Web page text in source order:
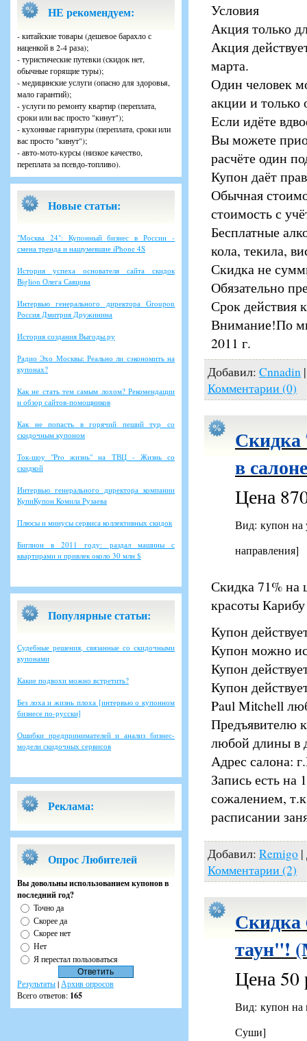
НЕ рекомендуем:
- китайские товары (дешевое барахло с
наценкой в 2-4 раза);
- туристические путевки (скидок нет,
обычные горящие туры);
- медицинские услуги (опасно для здоровья,
мало гарантий);
- услуги по ремонту квартир (переплата,
сроки или вас просто "кинут");
- кухонные гарнитуры (переплата, сроки или
вас просто "кинут");
- авто-мото-курсы (низкое качество,
переплата за псевдо-топливо).
Новые статьи:
"Москва 24": Купонный бизнес в России -
смена тренда и нашумевшие iPhone 4S
История успеха основателя сайта скидок
Biglion Олега Савцова
Интервью генерального директора Groupon
Россия Дмитрия Дружинина
История создания Выгоды.ру
Радио Эхо Москвы: Реально ли сэкономить на
купонах?
Как не стать тем самым лохом? Рекомендации
и обзор сайтов-помощников
Как не попасть в горячий пеший тур со
скидочным купоном
Ток-шоу "Pro жизнь" на ТВЦ - Жизнь со
скидкой
Интервью генерального директора компании
КупиКупон Комила Рузаева
Плюсы и минусы сервиса коллективных скидок
Биглион в 2011 году: раздал машины с
квартирами и привлек около 30 млн $
Популярные статьи:
Судебные решения, связанные со скидочными
купонами
Какие подвохи можно встретить?
Без лоха и жизнь плоха [интервью о купонном
бизнесе по-русски]
Ошибки предпринимателей и анализ бизнес-
модели скидочных сервисов
Реклама:
Опрос Любителей
Вы довольны использованием купонов в
последний год?
Точно да
Скорее да
Скорее нет
Нет
Я перестал пользоваться
Результаты| Архив опросов
Всего ответов: 165
Условия
Акция только
Акция
марта.
Один человек
акции и только
Если идёте
Вы можете
расчёте один
Купон даёт
Обычная
стоимость с
Бесплатные
кола, текила,
Скидка не
Обязательно
Срок действия
Внимание!По
2011 г.
Добавил: Cnnadin
Комментарии (0)
Скидка
в
Цена
Вид: купон
направления]
Скидка 71% на
красоты
Купон
Купон можно
Купон
Купон
Paul Mitchell
Предъявителю
любой длины в
Адрес салона:
Запись есть на
сожалением,
расписании
Добавил: Remigo
Комментарии (2)
Скидка
таун"!
Цена 50
Вид: купон
Суши]